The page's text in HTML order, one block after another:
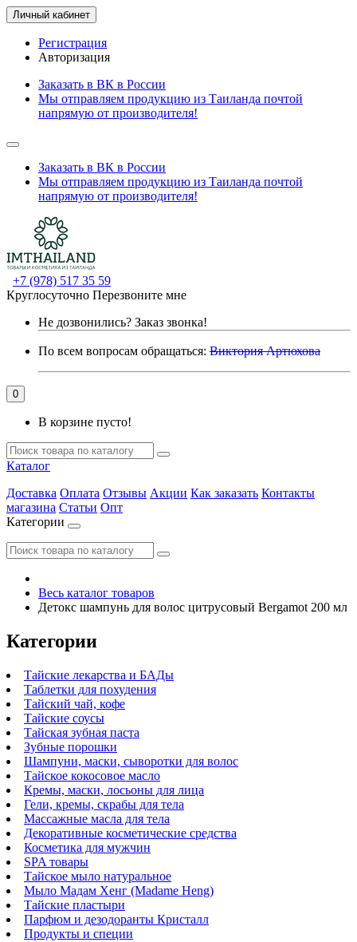
Личный кабинет
Регистрация
Авторизация
Заказать в ВК в России
Мы отправляем продукцию из Таиланда почтой
напрямую от производителя!
Заказать в ВК в России
Мы отправляем продукцию из Таиланда почтой
напрямую от производителя!
+7 (978) 517 35 59
Круглосуточно Перезвоните мне
Не дозвонились? Заказ звонка!
По всем вопросам обращаться: Виктория Артюхова
0
В корзине пусто!
Каталог
Доставка Оплата Отзывы Акции Как заказать Контакты
магазина Статьи Опт
Категории
Весь каталог товаров
Детокс шампунь для волос цитрусовый Bergamot 200 мл
Категории
Тайские лекарства и БАДы
Таблетки для похудения
Тайский чай, кофе
Тайские соусы
Тайская зубная паста
Зубные порошки
Шампуни, маски, сыворотки для волос
Тайское кокосовое масло
Кремы, маски, лосьоны для лица
Гели, кремы, скрабы для тела
Массажные масла для тела
Декоративные косметические средства
Косметика для мужчин
SPA товары
Тайское мыло натуральное
Мыло Мадам Хенг (Madame Heng)
Тайские пластыри
Парфюм и дезодоранты Кристалл
Продукты и специи